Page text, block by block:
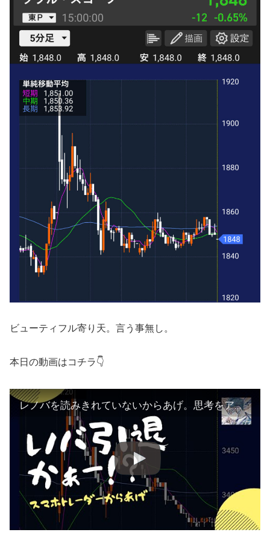
ビューティフル寄り天。言う事無し。
本日の動画はコチラ👇
レノバを読みきれていないからあげ。思考をアップデートしなければ、、、